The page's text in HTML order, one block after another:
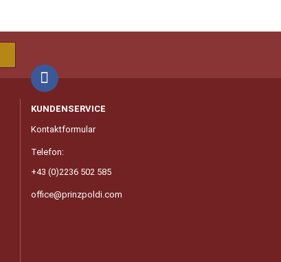
KUNDENSERVICE
Kontaktformular
Telefon:
+43 (0)2236 502 585
office@prinzpoldi.com